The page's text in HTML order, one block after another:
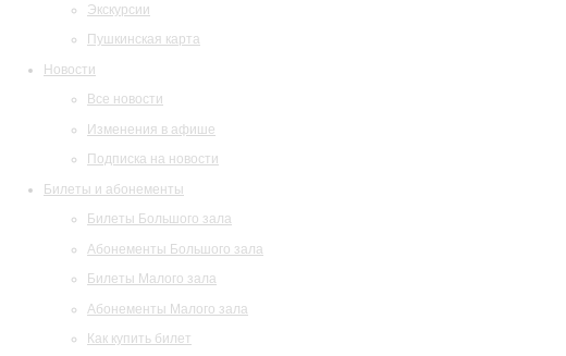
Экскурсии
Пушкинская карта
Новости
Все новости
Изменения в афише
Подписка на новости
Билеты и абонементы
Билеты Большого зала
Абонементы Большого зала
Билеты Малого зала
Абонементы Малого зала
Как купить билет